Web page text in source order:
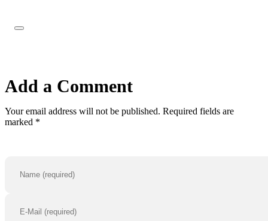
Add a Comment
Your email address will not be published. Required fields are
marked *